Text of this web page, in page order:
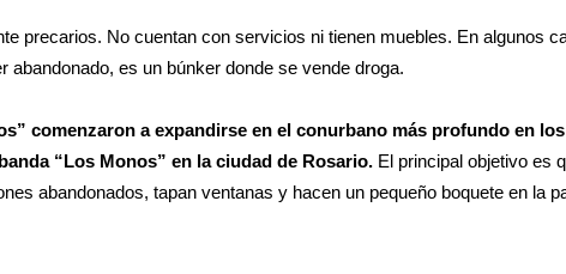
precarios. No cuentan con servicios ni tienen muebles. En algunos
abandonado, es un búnker donde se vende droga.
comenzaron a expandirse en el conurbano más profundo en
“Los Monos” en la ciudad de Rosario. El principal objetivo es
abandonados, tapan ventanas y hacen un pequeño boquete en la